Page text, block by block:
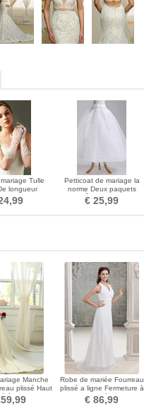
Tulle
longueur
Sexy blanc
Petticoat de mariage la
norme Deux paquets
Longue À la mode Taffetas
en polyester
€ 25,99
Manche
plissé Haut
Robe de mariée Fourreau
plissé a ligne Fermeture à
glissière
€ 86,99